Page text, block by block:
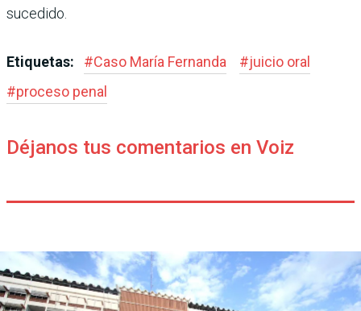
sucedido.
Etiquetas: #Caso María Fernanda #juicio oral
#proceso penal
Déjanos tus comentarios en Voiz